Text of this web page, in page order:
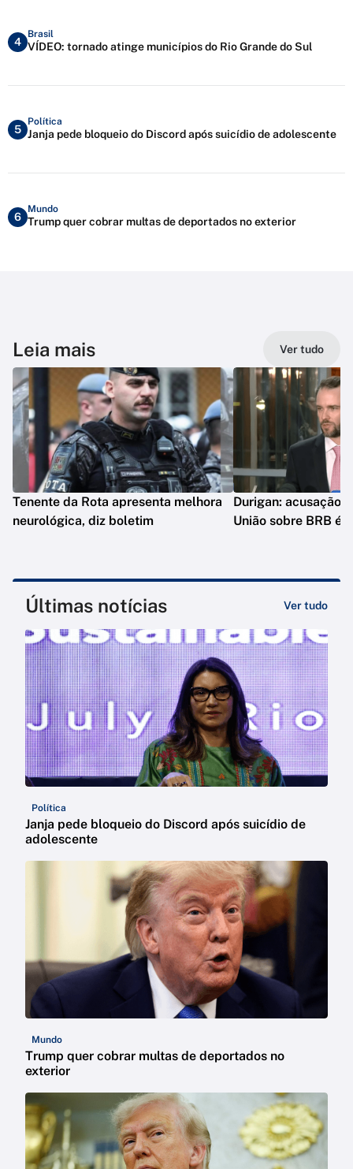
4
Brasil
VÍDEO: tornado atinge municípios do Rio Grande do Sul
5
Política
Janja pede bloqueio do Discord após suicídio de adolescente
6
Mundo
Trump quer cobrar multas de deportados no exterior
Leia mais Ver tudo
Tenente da Rota apresenta melhora
neurológica, diz boletim
Durigan: acusação
União sobre BRB é
Últimas notícias Ver tudo
Política
Janja pede bloqueio do Discord após suicídio de
adolescente
Mundo
Trump quer cobrar multas de deportados no
exterior